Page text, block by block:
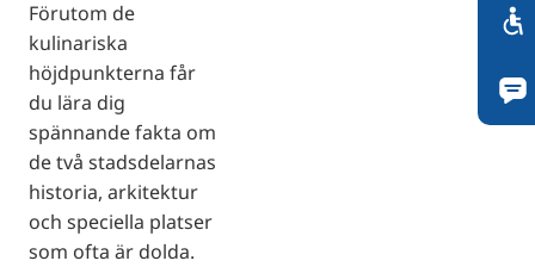
Förutom de
kulinariska
höjdpunkterna får
du lära dig
spännande fakta om
de två stadsdelarnas
historia, arkitektur
och speciella platser
som ofta är dolda.